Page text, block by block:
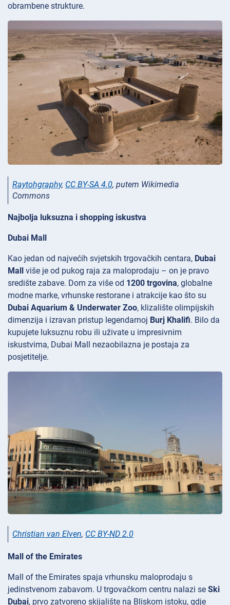
obrambene strukture.
Raytohgraphy, CC BY-SA 4.0, putem Wikimedia
Commons
Najbolja luksuzna i shopping iskustva
Dubai Mall
Kao jedan od najvećih svjetskih trgovačkih centara, Dubai
Mall više je od pukog raja za maloprodaju – on je pravo
središte zabave. Dom za više od 1200 trgovina, globalne
modne marke, vrhunske restorane i atrakcije kao što su
Dubai Aquarium & Underwater Zoo, klizalište olimpijskih
dimenzija i izravan pristup legendarnoj Burj Khalifi. Bilo da
kupujete luksuznu robu ili uživate u impresivnim
iskustvima, Dubai Mall nezaobilazna je postaja za
posjetitelje.
Christian van Elven, CC BY-ND 2.0
Mall of the Emirates
Mall of the Emirates spaja vrhunsku maloprodaju s
jedinstvenom zabavom. U trgovačkom centru nalazi se Ski
Dubai, prvo zatvoreno skijalište na Bliskom istoku, gdje